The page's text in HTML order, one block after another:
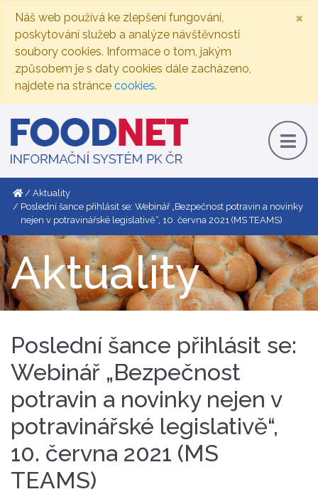
Náš web používá ke zlepšení fungování,
poskytování služeb a analýze návštěvnosti
soubory cookies. Informace o tom, jakým
způsobem je s daty cookies dále zacházeno,
najdete na stránce cookies.
×
Aktuality
Poslední šance přihlásit se: Webinář „Bezpečnost potravin a novinky
nejen v potravinářské legislativě“, 10. června 2021 (MS TEAMS)
Aktuality
Poslední šance přihlásit se:
Webinář „Bezpečnost
potravin a novinky nejen v
potravinářské legislativě“,
10. června 2021 (MS
TEAMS)